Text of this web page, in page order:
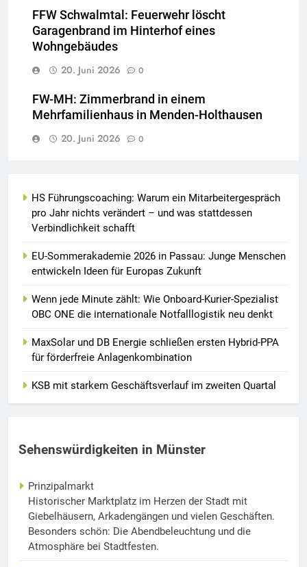
FFW Schwalmtal: Feuerwehr löscht
Garagenbrand im Hinterhof eines
Wohngebäudes
20. Juni 2026
0
FW-MH: Zimmerbrand in einem
Mehrfamilienhaus in Menden-Holthausen
20. Juni 2026
0
HS Führungscoaching: Warum ein Mitarbeitergespräch
pro Jahr nichts verändert – und was stattdessen
Verbindlichkeit schafft
EU-Sommerakademie 2026 in Passau: Junge Menschen
entwickeln Ideen für Europas Zukunft
Wenn jede Minute zählt: Wie Onboard-Kurier-Spezialist
OBC ONE die internationale Notfalllogistik neu denkt
MaxSolar und DB Energie schließen ersten Hybrid-PPA
für förderfreie Anlagenkombination
KSB mit starkem Geschäftsverlauf im zweiten Quartal
Sehenswürdigkeiten in Münster
Prinzipalmarkt
Historischer Marktplatz im Herzen der Stadt mit
Giebelhäusern, Arkadengängen und vielen Geschäften.
Besonders schön: Die Abendbeleuchtung und die
Atmosphäre bei Stadtfesten.